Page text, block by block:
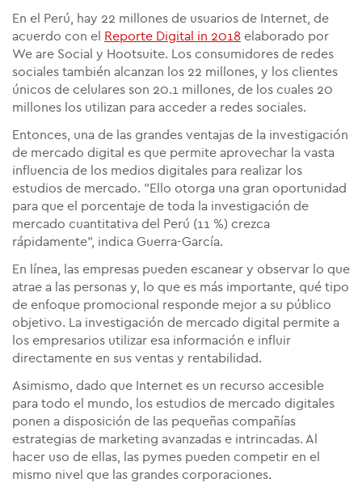
En el Perú, hay 22 millones de usuarios de Internet, de
acuerdo con el
Reporte Digital in 2018 elaborado por
We are Social y Hootsuite. Los consumidores de redes
sociales también alcanzan los 22 millones, y los clientes
únicos de celulares son 20.1 millones, de los cuales 20
millones los utilizan para acceder a redes sociales.
Entonces, una de las grandes ventajas de la investigación
de mercado digital es que permite aprovechar la vasta
influencia de los medios digitales para realizar los
estudios de mercado. "Ello otorga una gran oportunidad
para que el porcentaje de toda la investigación de
mercado cuantitativa del Perú (11 %) crezca
rápidamente", indica Guerra-García.
En línea, las empresas pueden escanear y observar lo que
atrae a las personas y, lo que es más importante, qué tipo
de enfoque promocional responde mejor a su público
objetivo. La investigación de mercado digital permite a
los empresarios utilizar esa información e influir
directamente en sus ventas y rentabilidad.
Asimismo, dado que Internet es un recurso accesible
para todo el mundo, los estudios de mercado digitales
ponen a disposición de las pequeñas compañías
estrategias de marketing avanzadas e intrincadas. Al
hacer uso de ellas, las pymes pueden competir en el
mismo nivel que las grandes corporaciones.